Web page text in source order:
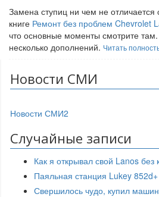
Замена ступиц ни чем не отличается
книге Ремонт без проблем Chevrolet
что основные моменты смотрите
несколько дополнений. Читать
Новости СМИ
Новости СМИ2
Случайные записи
Как я открывал свой Lanos без
Паяльная станция Lukey
Свершилось чудо, купил